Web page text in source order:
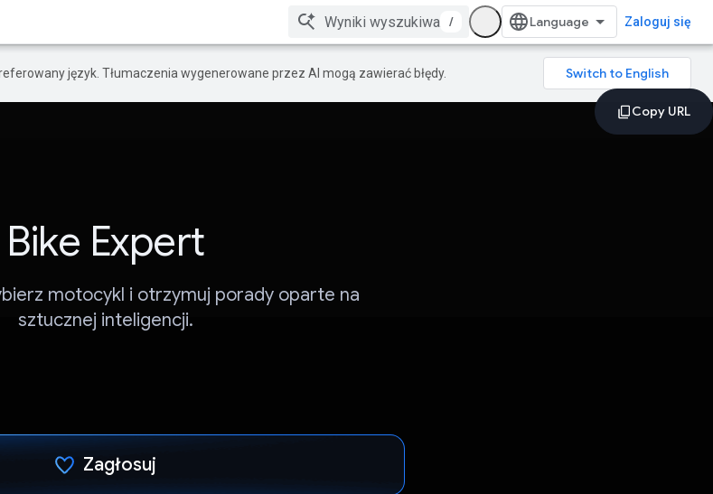
/ Zaloguj się
język. Tłumaczenia wygenerowane przez AI mogą zawierać błędy.
Bike Expert
motocykl i otrzymuj porady oparte na
sztucznej inteligencji.
Zagłosuj